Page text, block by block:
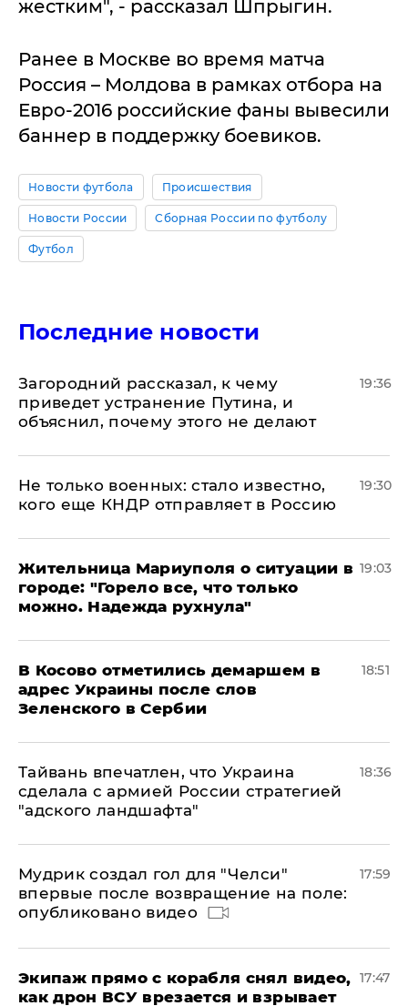
жестким", - рассказал Шпрыгин.
Ранее в Москве во время матча
Россия – Молдова в рамках отбора на
Евро-2016 российские фаны вывесили
баннер в поддержку боевиков.
Новости футбола Происшествия
Новости России Сборная России по футболу
Футбол
Последние новости
Загородний рассказал, к чему
приведет устранение Путина, и
объяснил, почему этого не делают
19:36
Не только военных: стало известно,
кого еще КНДР отправляет в Россию
19:30
Жительница Мариуполя о ситуации в
городе: "Горело все, что только
можно. Надежда рухнула"
19:03
В Косово отметились демаршем в
адрес Украины после слов
Зеленского в Сербии
18:51
Тайвань впечатлен, что Украина
сделала с армией России стратегией
"адского ландшафта"
18:36
Мудрик создал гол для "Челси"
впервые после возвращение на поле:
опубликовано видео
17:59
Экипаж прямо с корабля снял видео,
как дрон ВСУ врезается и взрывает
17:47